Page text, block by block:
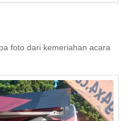
foto dari kemeriahan acara